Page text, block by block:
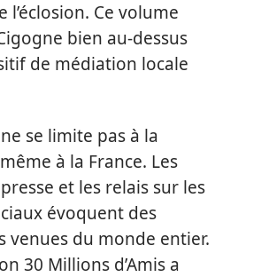
l’éclosion. Ce volume
bien au-dessus
de médiation locale
ne se limite pas à la
à la France. Les
et les relais sur les
évoquent des
venues du monde entier.
30 Millions d’Amis a